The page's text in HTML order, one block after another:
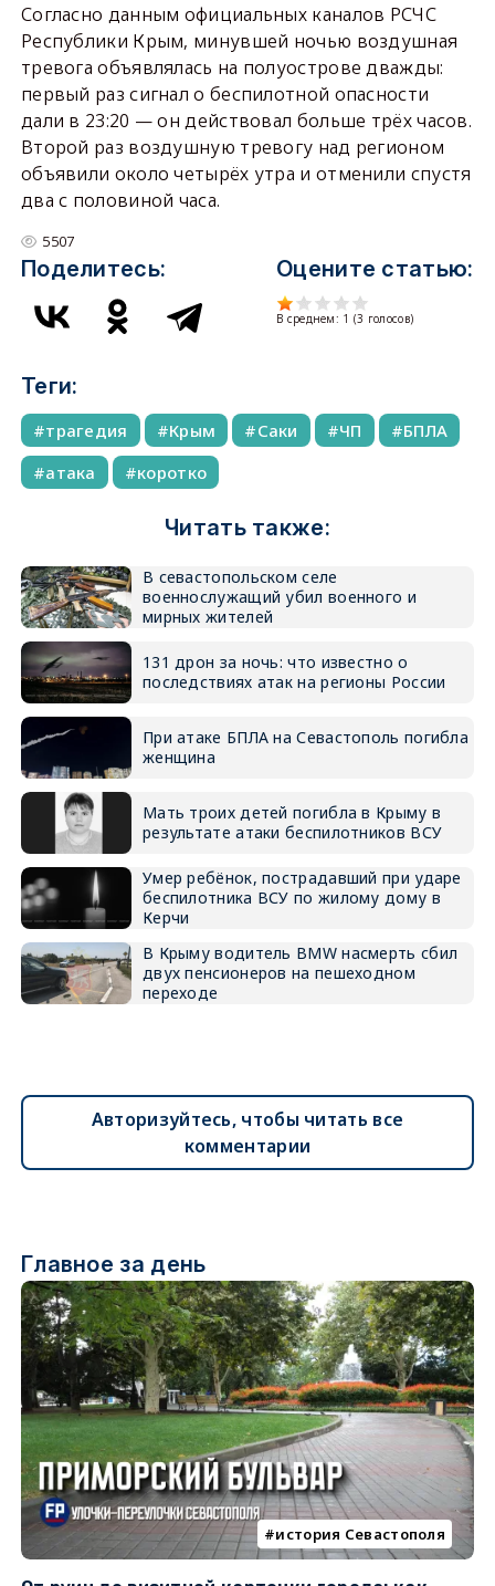
Согласно данным официальных каналов РСЧС
Республики Крым, минувшей ночью воздушная
тревога объявлялась на полуострове дважды:
первый раз сигнал о беспилотной опасности
дали в 23:20 — он действовал больше трёх часов.
Второй раз воздушную тревогу над регионом
объявили около четырёх утра и отменили спустя
два с половиной часа.
5507
Поделитесь: Оцените статью:
В среднем: 1 (3 голосов)
Теги:
трагедия Крым Саки ЧП
БПЛА
атака
коротко
Читать также:
В севастопольском селе
военнослужащий убил военного и
мирных жителей
131 дрон за ночь: что известно о
последствиях атак на регионы России
При атаке БПЛА на Севастополь погибла
женщина
Мать троих детей погибла в Крыму в
результате атаки беспилотников ВСУ
Умер ребёнок, пострадавший при ударе
беспилотника ВСУ по жилому дому в
Керчи
В Крыму водитель BMW насмерть сбил
двух пенсионеров на пешеходном
переходе
Авторизуйтесь, чтобы читать все
комментарии
Главное за день
история Севастополя